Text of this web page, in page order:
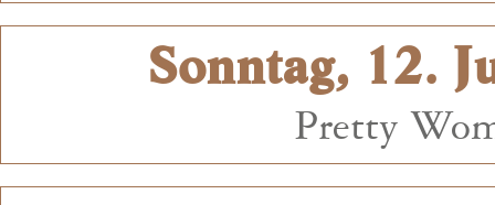
Sonntag, 12.
Pretty